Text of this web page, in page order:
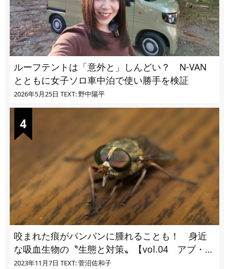
ルーフテントは「意外と」しんどい？ N-VAN
とともに女子ソロ車中泊で使い勝手を検証
2026年5月25日 TEXT: 野中陽平
咬まれた痕がパンパンに腫れることも！ 身近
な吸血生物の〝生態と対策〟【vol.04 アブ・ブ
ユ・ヌカカ】
2023年11月7日 TEXT: 菅沼佐和子